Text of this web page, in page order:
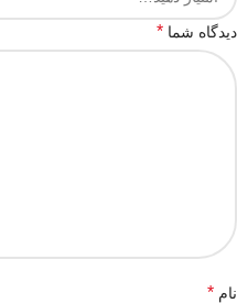
دیدگاه شما *
نام *